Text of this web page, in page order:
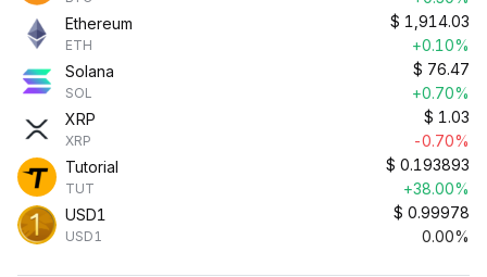
Ethereum
ETH
$ 1,914.03
+0.10%
Solana
SOL
$ 76.47
+0.70%
XRP
XRP
$ 1.03
-0.70%
Tutorial
TUT
$ 0.193893
+38.00%
USD1
USD1
$ 0.99978
0.00%